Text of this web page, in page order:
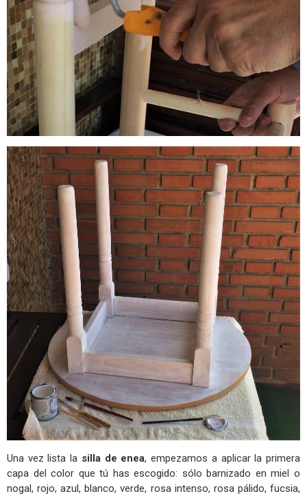
Una vez lista la silla de enea, empezamos a aplicar la primera
capa del color que tú has escogido: sólo barnizado en miel o
nogal, rojo, azul, blanco, verde, rosa intenso, rosa pálido, fucsia,